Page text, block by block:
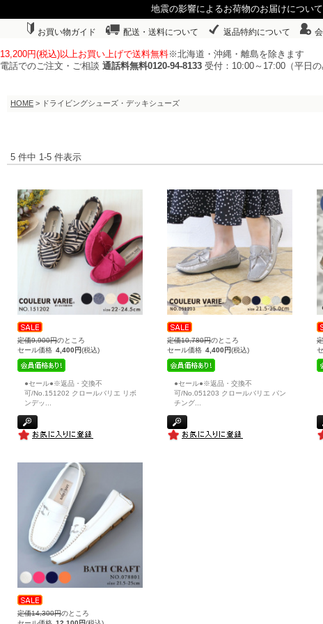
地震の影響によるお荷物のお届けについて
お買い物ガイド 配送・送料について 返品特約について
13,200円(税込)以上お買い上げで送料無料※北海道・沖縄・離島を除きます
電話でのご注文・ご相談 通話料無料0120-94-8133 受付：10:00～17:00（平日の
HOME > ドライビングシューズ・デッキシューズ
5 件中 1-5 件表示
定価9,900円のところ
セール価格 4,400円(税込)
●セール●※返品・交換不
可/No.151202 クロールバリエ リボ
ンデッ
定価10,780円のところ
セール価格 4,400円(税込)
●セール●※返品・交換不
可/No.051203 クロールバリエ パン
チング
定価14,300円のところ